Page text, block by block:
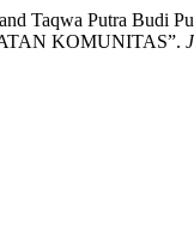
and Taqwa Putra
KOMUNITAS”.